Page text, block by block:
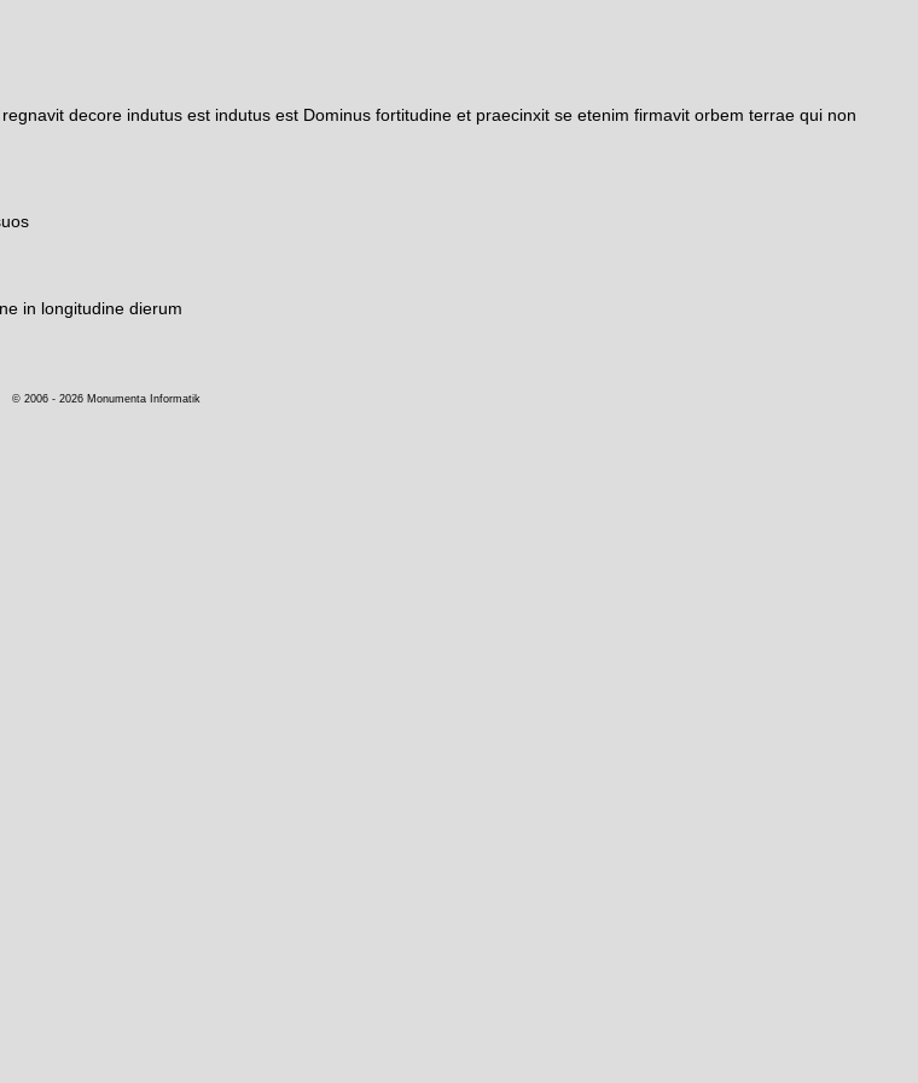
decore indutus est indutus est Dominus fortitudine et praecinxit se etenim firmavit orbem terrae qui non
in longitudine dierum
© 2006 - 2026 Monumenta Informatik